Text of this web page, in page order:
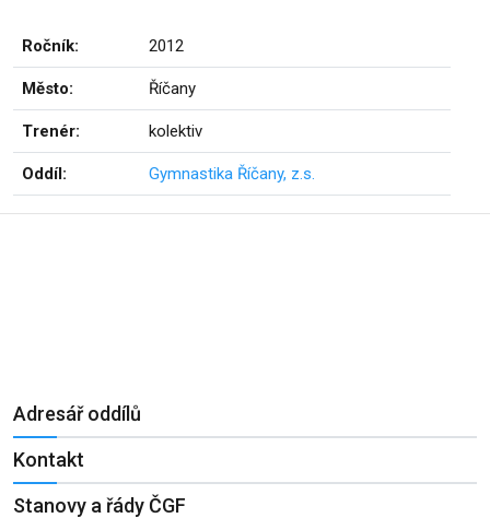
Ročník: 2012
Město: Říčany
Trenér: kolektiv
Oddíl: Gymnastika Říčany, z.s.
Adresář oddílů
Kontakt
Stanovy a řády ČGF